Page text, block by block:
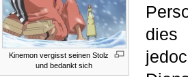
Kinemon vergisst seinen Stolz
und bedankt sich